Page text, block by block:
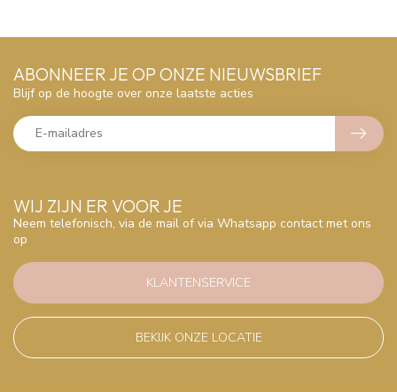
WIJ ZIJN ER VOOR JE
Neem telefonisch, via de mail of via Whatsapp contact met ons
op
KLANTENSERVICE
BEKIJK ONZE LOCATIE
ABONNEER JE OP ONZE NIEUWSBRIEF
Blijf op de hoogte over onze laatste acties